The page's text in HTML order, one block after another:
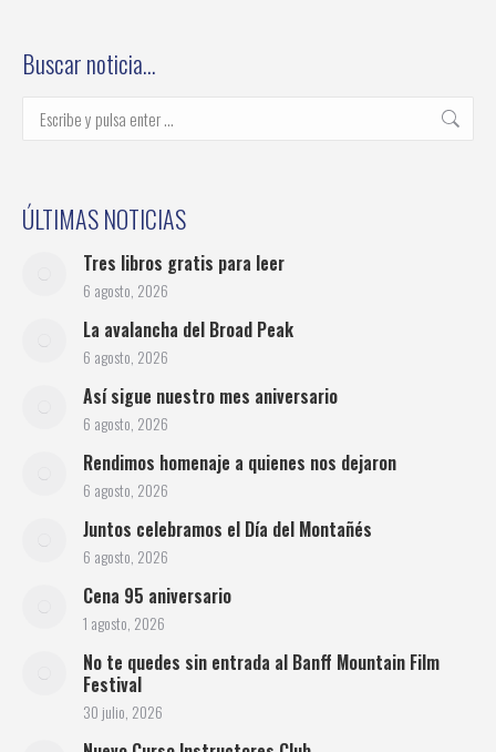
Buscar noticia…
Buscar:
ÚLTIMAS NOTICIAS
Tres libros gratis para leer
6 agosto, 2026
La avalancha del Broad Peak
6 agosto, 2026
Así sigue nuestro mes aniversario
6 agosto, 2026
Rendimos homenaje a quienes nos dejaron
6 agosto, 2026
Juntos celebramos el Día del Montañés
6 agosto, 2026
Cena 95 aniversario
1 agosto, 2026
No te quedes sin entrada al Banff Mountain Film
Festival
30 julio, 2026